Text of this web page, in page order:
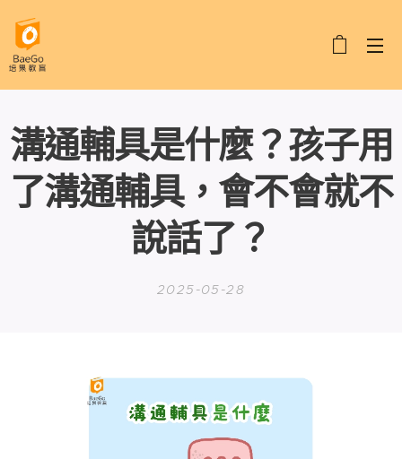
溝通輔具是什麼？孩子用
了溝通輔具，會不會就不
說話了？
2025-05-28